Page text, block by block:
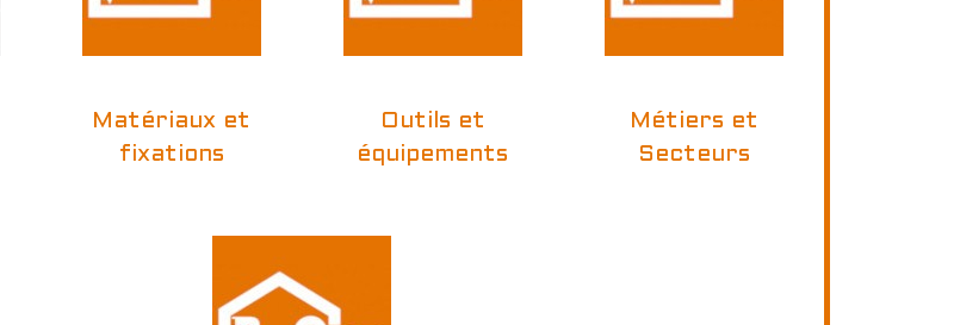
Matériaux et
fixations
Outils et
équipements
Métiers et
Secteurs